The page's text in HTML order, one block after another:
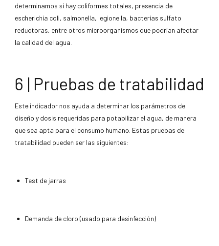
determinamos si hay coliformes totales, presencia de
escherichia coli, salmonella, legionella, bacterias sulfato
reductoras, entre otros microorganismos que podrían afectar
la calidad del agua.
6 | Pruebas de tratabilidad
Este indicador nos ayuda a determinar los parámetros de
diseño y dosis requeridas para potabilizar el agua, de manera
que sea apta para el consumo humano. Estas pruebas de
tratabilidad pueden ser las siguientes:
Test de jarras
Demanda de cloro (usado para desinfección)